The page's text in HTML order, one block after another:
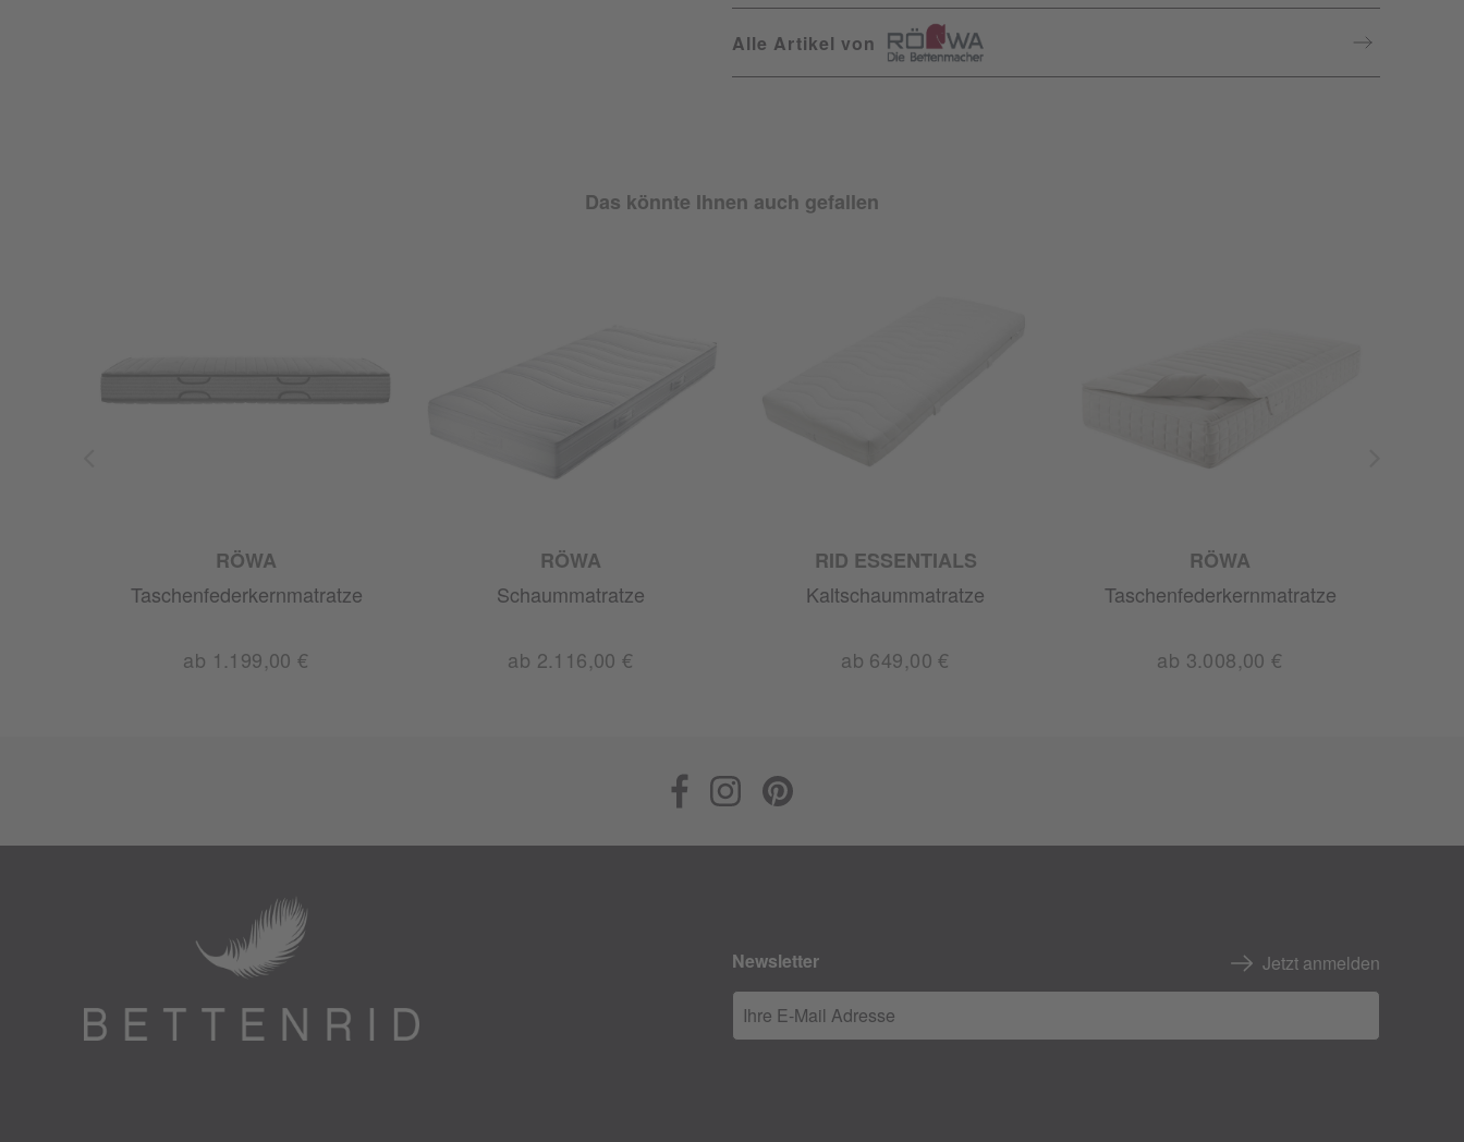
Alle Artikel von
Das könnte Ihnen auch gefallen
RÖWA
Taschenfederkernmatratze
ab 1.199,00 €
RÖWA
Schaummatratze
ab 2.116,00 €
RID ESSENTIALS
Kaltschaummatratze
ab 649,00 €
RÖWA
Taschenfederkernmatratze
ab 3.008,00 €
Newsletter Jetzt anmelden
Ihre E-Mail Adresse